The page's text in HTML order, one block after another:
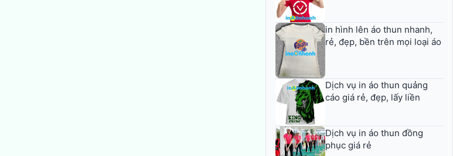
in hình lên áo thun nhanh,
rẻ, đẹp, bền trên mọi loại áo
Dịch vụ in áo thun quảng
cáo giá rẻ, đẹp, lấy liền
Dịch vụ in áo thun đồng
phục giá rẻ